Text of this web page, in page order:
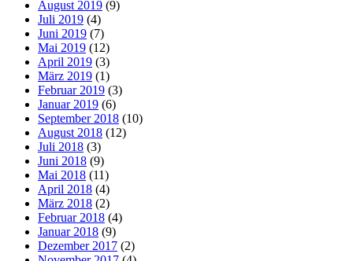
August 2019 (9)
Juli 2019 (4)
Juni 2019 (7)
Mai 2019 (12)
April 2019 (3)
März 2019 (1)
Februar 2019 (3)
Januar 2019 (6)
September 2018 (10)
August 2018 (12)
Juli 2018 (3)
Juni 2018 (9)
Mai 2018 (11)
April 2018 (4)
März 2018 (2)
Februar 2018 (4)
Januar 2018 (9)
Dezember 2017 (2)